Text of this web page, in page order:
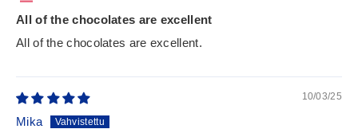
All of the chocolates are excellent
All of the chocolates are excellent.
10/03/25
Mika